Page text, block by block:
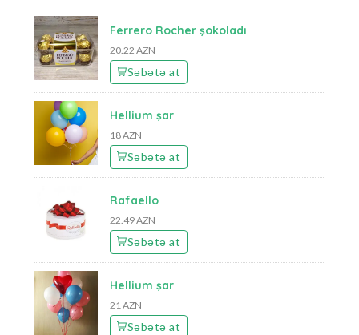
Ferrero Rocher şokoladı
20.22 AZN
Səbətə at
Hellium şar
18 AZN
Səbətə at
Rafaello
22.49 AZN
Səbətə at
Hellium şar
21 AZN
Səbətə at